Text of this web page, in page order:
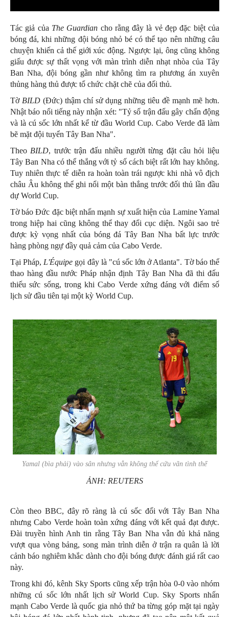
Tác giả của The Guardian cho rằng đây là vẻ đẹp đặc biệt của
bóng đá, khi những đội bóng nhỏ bé có thể tạo nên những câu
chuyện khiến cả thế giới xúc động. Ngược lại, ông cũng không
giấu được sự thất vọng với màn trình diễn nhạt nhòa của Tây
Ban Nha, đội bóng gần như không tìm ra phương án xuyên
thủng hàng thủ được tổ chức chặt chẽ của đối thủ.
Tờ BILD (Đức) thậm chí sử dụng những tiêu đề mạnh mẽ hơn.
Nhật báo nổi tiếng này nhận xét: "Tỷ số trận đấu gây chấn động
và là cú sốc lớn nhất kể từ đầu World Cup. Cabo Verde đã làm
bẽ mặt đội tuyển Tây Ban Nha".
Theo BILD, trước trận đấu nhiều người từng đặt câu hỏi liệu
Tây Ban Nha có thể thắng với tỷ số cách biệt rất lớn hay không.
Tuy nhiên thực tế diễn ra hoàn toàn trái ngược khi nhà vô địch
châu Âu không thể ghi nổi một bàn thắng trước đối thủ lần đầu
dự World Cup.
Tờ báo Đức đặc biệt nhấn mạnh sự xuất hiện của Lamine Yamal
trong hiệp hai cũng không thể thay đổi cục diện. Ngôi sao trẻ
được kỳ vọng nhất của bóng đá Tây Ban Nha bất lực trước
hàng phòng ngự đầy quả cảm của Cabo Verde.
Tại Pháp, L'Équipe gọi đây là "cú sốc lớn ở Atlanta". Tờ báo thể
thao hàng đầu nước Pháp nhận định Tây Ban Nha đã thi đấu
thiếu sức sống, trong khi Cabo Verde xứng đáng với điểm số
lịch sử đầu tiên tại một kỳ World Cup.
Yamal (bìa phải) vào sân nhưng vẫn không thể cứu vãn tình thế
ẢNH: REUTERS
Còn theo BBC, đây rõ ràng là cú sốc đối với Tây Ban Nha
nhưng Cabo Verde hoàn toàn xứng đáng với kết quả đạt được.
Đài truyền hình Anh tin rằng Tây Ban Nha vẫn đủ khả năng
vượt qua vòng bảng, song màn trình diễn ở trận ra quân là lời
cảnh báo nghiêm khắc dành cho đội bóng được đánh giá rất cao
này.
Trong khi đó, kênh Sky Sports cũng xếp trận hòa 0-0 vào nhóm
những cú sốc lớn nhất lịch sử World Cup. Sky Sports nhấn
mạnh Cabo Verde là quốc gia nhỏ thứ ba từng góp mặt tại ngày